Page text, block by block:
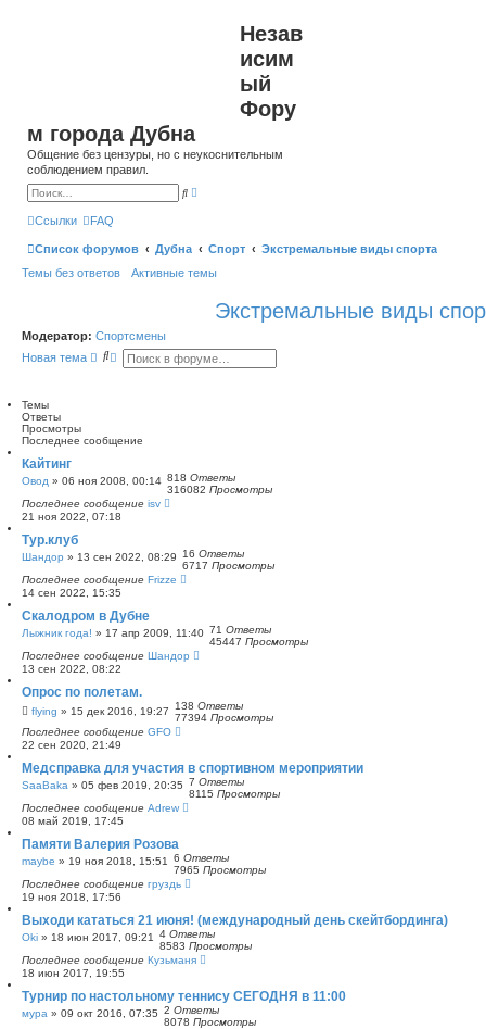
Незав
исим
ый
Фору
м города Дубна
Общение без цензуры, но с неукоснительным
соблюдением правил.
П
р
н
с
к
Ссылки FAQ
Список форумов Дубна Спорт
Экстремальные виды спорта
Темы без ответов
Активные темы
Экстремальные виды
Модератор: Спортсмены
Новая тема
П Р
н
й
о
и
Темы
Ответы
Просмотры
Последнее сообщение
Кайтинг
Овод » 06 ноя 2008, 00:14 818 Ответы
316082 Просмотры
Последнее сообщение isv
21 ноя 2022, 07:18
Тур.клуб
Шандор » 13 сен 2022, 08:29 16 Ответы
6717 Просмотры
Последнее сообщение Frizze
14 сен 2022, 15:35
Скалодром в Дубне
Лыжник года! » 17 апр 2009, 11:40 71 Ответы
45447 Просмотры
Последнее сообщение Шандор
13 сен 2022, 08:22
Опрос по полетам.
flying » 15 дек 2016, 19:27 138 Ответы
77394 Просмотры
Последнее сообщение GFO
22 сен 2020, 21:49
Медсправка для участия в спортивном мероприятии
SaaBaka » 05 фев 2019, 20:35 7 Ответы
8115 Просмотры
Последнее сообщение Adrew
08 май 2019, 17:45
Памяти Валерия Розова
maybe » 19 ноя 2018, 15:51 6 Ответы
7965 Просмотры
Последнее сообщение груздь
19 ноя 2018, 17:56
Выходи кататься 21 июня! (международный день скейтбординга)
Oki » 18 июн 2017, 09:21 4 Ответы
8583 Просмотры
Последнее сообщение Кузьманя
18 июн 2017, 19:55
Турнир по настольному теннису СЕГОДНЯ в 11:00
мура » 09 окт 2016, 07:35 2 Ответы
8078 Просмотры